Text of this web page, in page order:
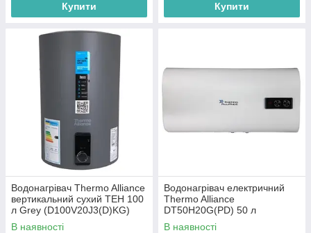
Купити Купити
Водонагрівач Thermo Alliance
вертикальний сухий ТЕН 100
л Grey (D100V20J3(D)KG)
сірий
В наявності
Водонагрівач електричний
Thermo Alliance
DT50H20G(PD) 50 л
В наявності